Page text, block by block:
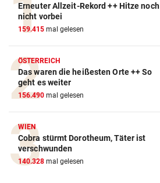
Erneuter Allzeit-Rekord ++ Hitze noch
nicht vorbei
159.415 mal gelesen
ÖSTERREICH
Das waren die heißesten Orte ++ So
geht es weiter
156.490 mal gelesen
WIEN
Cobra stürmt Dorotheum, Täter ist
verschwunden
140.328 mal gelesen